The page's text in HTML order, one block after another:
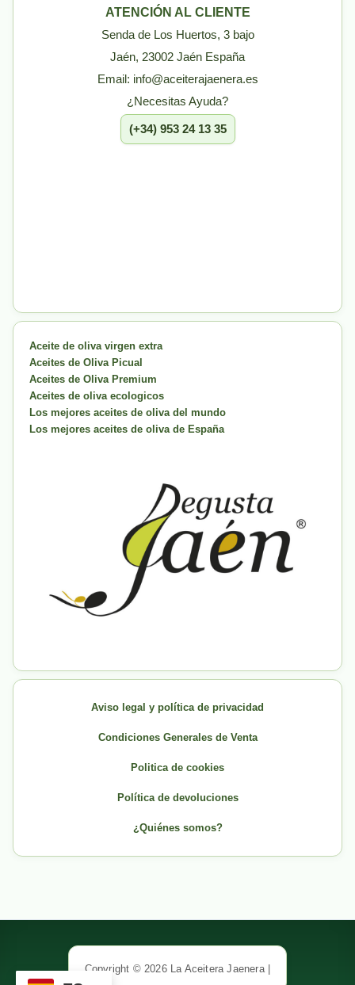
ATENCIÓN AL CLIENTE
Senda de Los Huertos, 3 bajo
Jaén, 23002 Jaén España
Email: info@aceiterajaenera.es
¿Necesitas Ayuda?
(+34) 953 24 13 35
Aceite de oliva virgen extra
Aceites de Oliva Picual
Aceites de Oliva Premium
Aceites de oliva ecologicos
Los mejores aceites de oliva del mundo
Los mejores aceites de oliva de España
Aviso legal y política de privacidad
Condiciones Generales de Venta
Politica de cookies
Política de devoluciones
¿Quiénes somos?
Copyright © 2026 La Aceitera Jaenera |